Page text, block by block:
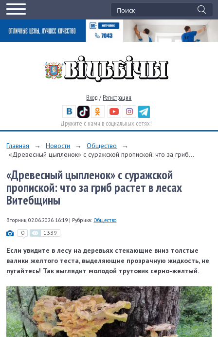
Вход / Регистрация
Дружите с нами в социальных сетях!
Главная → Новости → Общество
→
«Древесный цыпленок» с суражской пропиской: что за гриб...
«Древесный цыпленок» с суражской
пропиской: что за гриб растет в лесах
Витебщины
Вторник, 02.06.2026 16:19 | Рубрика: Общество
0 1339
Если увидите в лесу на деревьях стекающие вниз толстые
валики желтого теста, выделяющие прозрачную жидкость, не
пугайтесь! Так выглядит молодой трутовик серно-желтый.